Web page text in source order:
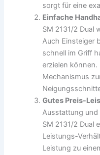
sorgt für eine
Einfache
SM 2131/2 Dual
Auch Einsteiger
schnell im Griff
erzielen
Mechanismus
Gutes Preis-
Ausstattung und
SM 2131/2 Dual
Leistungs-
Leistung zu